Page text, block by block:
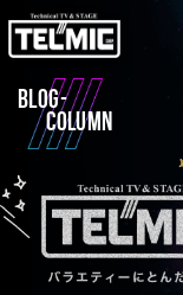
BLOG-
COLUMN